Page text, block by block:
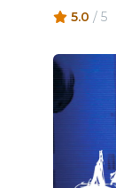
5.0 / 5